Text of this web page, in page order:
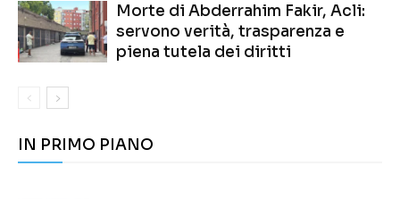
Morte di Abderrahim Fakir, Acli:
servono verità, trasparenza e
piena tutela dei diritti
IN PRIMO PIANO